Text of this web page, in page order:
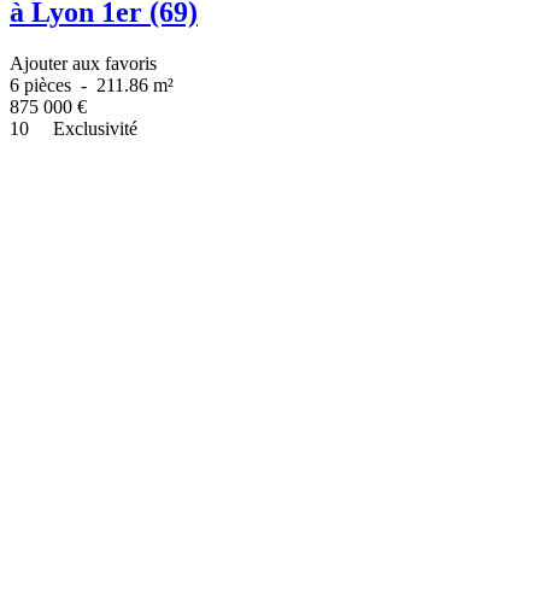
à Lyon 1er (69)
Ajouter aux favoris
6 pièces - 211.86 m²
875 000 €
10
Exclusivité